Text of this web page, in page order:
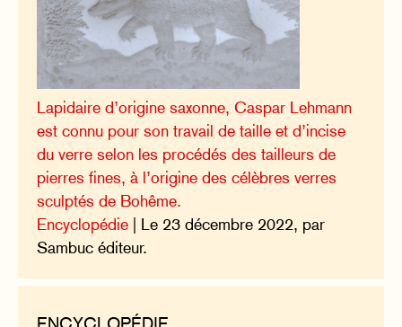
Lapidaire d’origine saxonne, Caspar Lehmann
est connu pour son travail de taille et d’incise
du verre selon les procédés des tailleurs de
pierres fines, à l’origine des célèbres verres
sculptés de Bohême.
Encyclopédie | Le 23 décembre 2022, par
Sambuc éditeur.